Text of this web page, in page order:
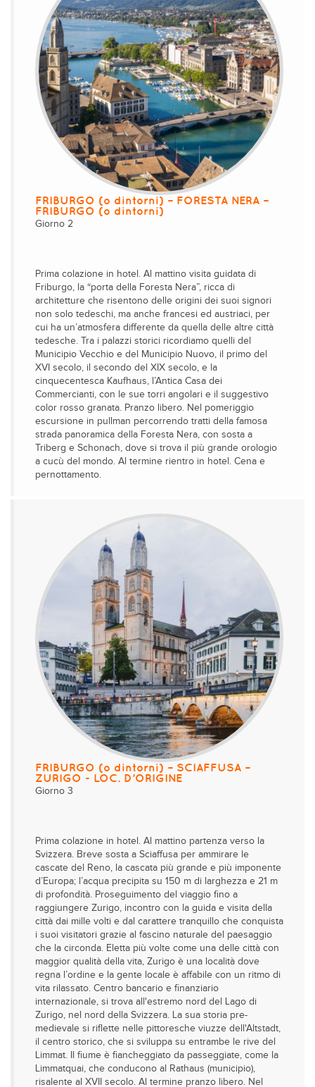
FRIBURGO (o dintorni) – FORESTA NERA –
FRIBURGO (o dintorni)
Giorno 2
Prima colazione in hotel. Al mattino visita guidata di
Friburgo, la “porta della Foresta Nera”, ricca di
architetture che risentono delle origini dei suoi signori
non solo tedeschi, ma anche francesi ed austriaci, per
cui ha un’atmosfera differente da quella delle altre città
tedesche. Tra i palazzi storici ricordiamo quelli del
Municipio Vecchio e del Municipio Nuovo, il primo del
XVI secolo, il secondo del XIX secolo, e la
cinquecentesca Kaufhaus, l’Antica Casa dei
Commercianti, con le sue torri angolari e il suggestivo
color rosso granata. Pranzo libero. Nel pomeriggio
escursione in pullman percorrendo tratti della famosa
strada panoramica della Foresta Nera, con sosta a
Triberg e Schonach, dove si trova il più grande orologio
a cucù del mondo. Al termine rientro in hotel. Cena e
pernottamento.
FRIBURGO (o dintorni) – SCIAFFUSA –
ZURIGO - LOC. D’ORIGINE
Giorno 3
Prima colazione in hotel. Al mattino partenza verso la
Svizzera. Breve sosta a Sciaffusa per ammirare le
cascate del Reno, la cascata più grande e più imponente
d’Europa; l’acqua precipita su 150 m di larghezza e 21 m
di profondità. Proseguimento del viaggio fino a
raggiungere Zurigo, incontro con la guida e visita della
città dai mille volti e dal carattere tranquillo che conquista
i suoi visitatori grazie al fascino naturale del paesaggio
che la circonda. Eletta più volte come una delle città con
maggior qualità della vita, Zurigo è una località dove
regna l’ordine e la gente locale è affabile con un ritmo di
vita rilassato. Centro bancario e finanziario
internazionale, si trova all'estremo nord del Lago di
Zurigo, nel nord della Svizzera. La sua storia pre-
medievale si riflette nelle pittoresche viuzze dell'Altstadt,
il centro storico, che si sviluppa su entrambe le rive del
Limmat. Il fiume è fiancheggiato da passeggiate, come la
Limmatquai, che conducono al Rathaus (municipio),
risalente al XVII secolo. Al termine pranzo libero. Nel